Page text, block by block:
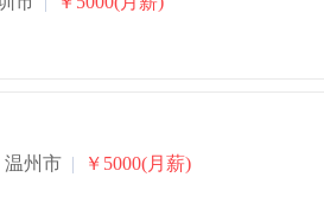
温州市 | ￥5000(月薪)